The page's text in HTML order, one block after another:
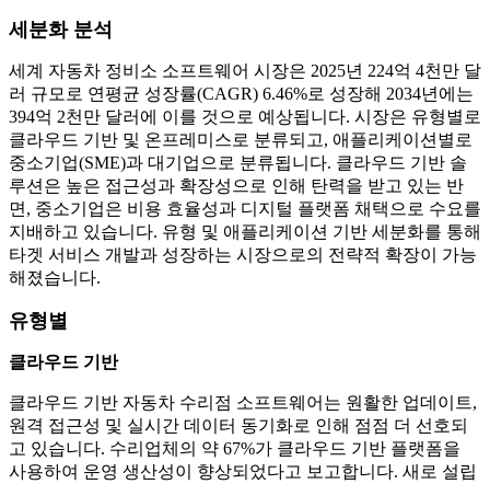
세분화 분석
세계 자동차 정비소 소프트웨어 시장은 2025년 224억 4천만 달
러 규모로 연평균 성장률(CAGR) 6.46%로 성장해 2034년에는
394억 2천만 달러에 이를 것으로 예상됩니다. 시장은 유형별로
클라우드 기반 및 온프레미스로 분류되고, 애플리케이션별로
중소기업(SME)과 대기업으로 분류됩니다. 클라우드 기반 솔
루션은 높은 접근성과 확장성으로 인해 탄력을 받고 있는 반
면, 중소기업은 비용 효율성과 디지털 플랫폼 채택으로 수요를
지배하고 있습니다. 유형 및 애플리케이션 기반 세분화를 통해
타겟 서비스 개발과 성장하는 시장으로의 전략적 확장이 가능
해졌습니다.
유형별
클라우드 기반
클라우드 기반 자동차 수리점 소프트웨어는 원활한 업데이트,
원격 접근성 및 실시간 데이터 동기화로 인해 점점 더 선호되
고 있습니다. 수리업체의 약 67%가 클라우드 기반 플랫폼을
사용하여 운영 생산성이 향상되었다고 보고합니다. 새로 설립